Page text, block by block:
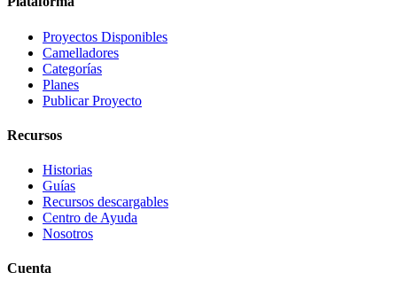
Proyectos Disponibles
Camelladores
Categorías
Planes
Publicar Proyecto
Recursos
Historias
Guías
Recursos descargables
Centro de Ayuda
Nosotros
Cuenta